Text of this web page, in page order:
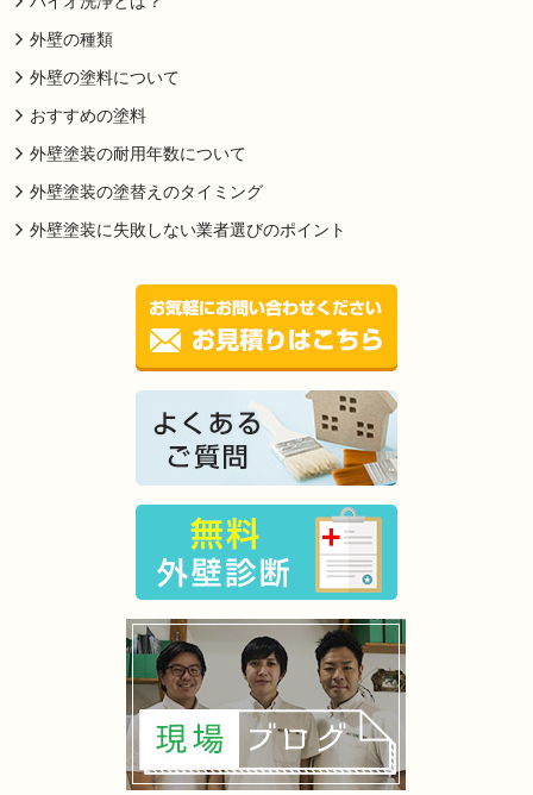
外壁の種類
外壁の塗料について
おすすめの塗料
外壁塗装の耐用年数について
外壁塗装の塗替えのタイミング
外壁塗装に失敗しない業者選びのポイント